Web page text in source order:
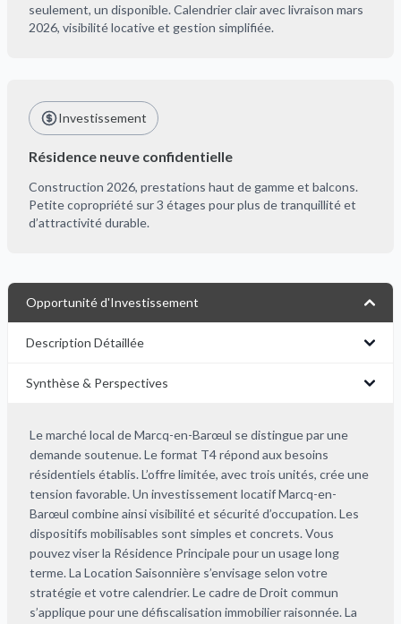
seulement, un disponible. Calendrier clair avec livraison mars
2026, visibilité locative et gestion simplifiée.
Investissement
Résidence neuve confidentielle
Construction 2026, prestations haut de gamme et balcons.
Petite copropriété sur 3 étages pour plus de tranquillité et
d’attractivité durable.
Opportunité d'Investissement
Description Détaillée
Synthèse & Perspectives
Le marché local de Marcq-en-Barœul se distingue par une
demande soutenue. Le format T4 répond aux besoins
résidentiels établis. L’offre limitée, avec trois unités, crée une
tension favorable. Un investissement locatif Marcq-en-
Barœul combine ainsi visibilité et sécurité d’occupation. Les
dispositifs mobilisables sont simples et concrets. Vous
pouvez viser la Résidence Principale pour un usage long
terme. La Location Saisonnière s’envisage selon votre
stratégie et votre calendrier. Le cadre de Droit commun
s’applique pour une défiscalisation immobilier raisonnée. La